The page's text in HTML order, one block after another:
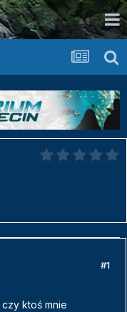
#1
czy ktoś mnie